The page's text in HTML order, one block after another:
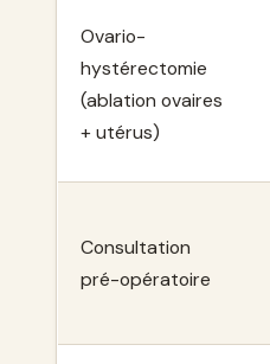
Ovario-
hystérectomie
(ablation ovaires
+ utérus)
Consultation
pré-opératoire